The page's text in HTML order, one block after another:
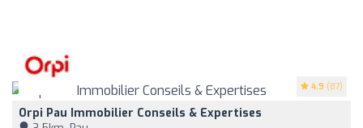
4.9 (87)
Orpi Pau Immobilier Conseils & Expertises